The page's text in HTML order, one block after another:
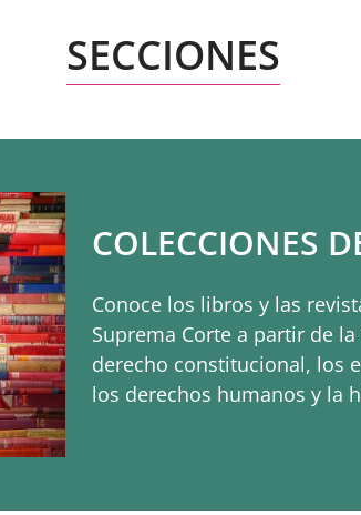
SECCIONES
COLECCIONES
Conoce los libros y las
Suprema Corte a partir de
derecho constitucional, los
los derechos humanos y la